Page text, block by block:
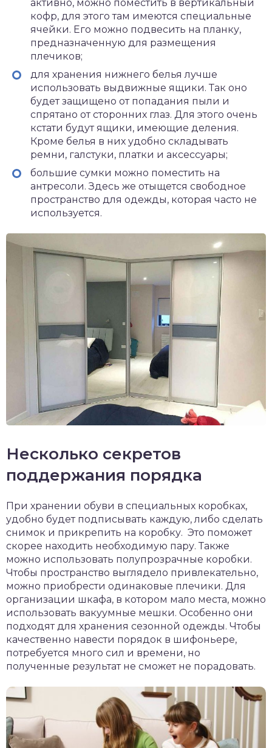
активно, можно поместить в вертикальный
кофр, для этого там имеются специальные
ячейки. Его можно подвесить на планку,
предназначенную для размещения
плечиков;
для хранения нижнего белья лучше
использовать выдвижные ящики. Так оно
будет защищено от попадания пыли и
спрятано от сторонних глаз. Для этого очень
кстати будут ящики, имеющие деления.
Кроме белья в них удобно складывать
ремни, галстуки, платки и аксессуары;
большие сумки можно поместить на
антресоли. Здесь же отыщется свободное
пространство для одежды, которая часто не
используется.
Несколько секретов
поддержания порядка
При хранении обуви в специальных коробках,
удобно будет подписывать каждую, либо сделать
снимок и прикрепить на коробку. Это поможет
скорее находить необходимую пару. Также
можно использовать полупрозрачные коробки.
Чтобы пространство выглядело привлекательно,
можно приобрести одинаковые плечики. Для
организации шкафа, в котором мало места, можно
использовать вакуумные мешки. Особенно они
подходят для хранения сезонной одежды. Чтобы
качественно навести порядок в шифоньере,
потребуется много сил и времени, но
полученные результат не сможет не порадовать.